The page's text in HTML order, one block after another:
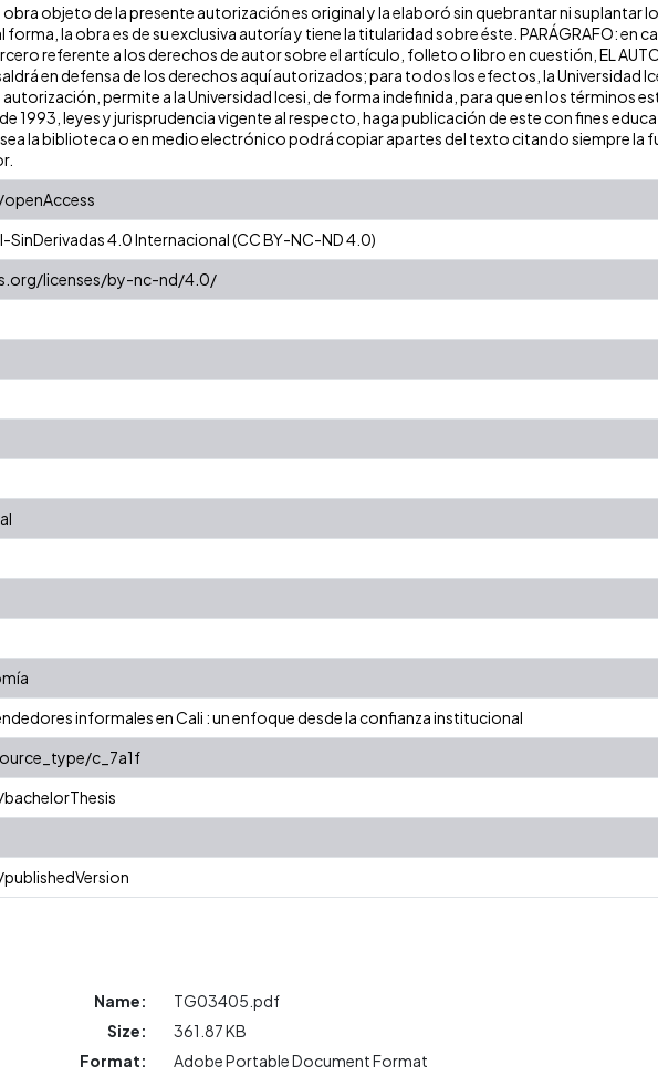
obra objeto de la presente autorización es original y la elaboró sin quebrantar ni suplantar
la obra es de su exclusiva autoría y tiene la titularidad sobre éste. PARÁGRAFO: en
referente a los derechos de autor sobre el artículo, folleto o libro en cuestión, EL
en defensa de los derechos aquí autorizados; para todos los efectos, la Universidad
permite a la Universidad Icesi, de forma indefinida, para que en los términos
1993, leyes y jurisprudencia vigente al respecto, haga publicación de este con fines
la biblioteca o en medio electrónico podrá copiar apartes del texto citando siempre la
4.0 Internacional (CC BY-NC-ND 4.0)
licenses/by-nc-nd/4.0/
informales en Cali : un enfoque desde la confianza institucional
c_7a1f
Name:
TG03405.pdf
Size:
361.87 KB
Format:
Adobe Portable Document Format